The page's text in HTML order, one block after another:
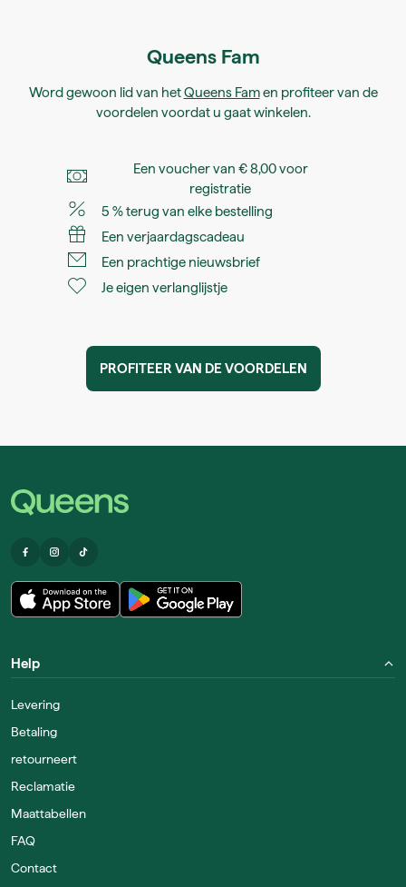
Queens Fam
Word gewoon lid van hetQueens Famen profiteer van de
voordelen voordat u gaat winkelen.
Een voucher van € 8,00 voor
registratie
5 % terug van elke bestelling
Een verjaardagscadeau
Een prachtige nieuwsbrief
Je eigen verlanglijstje
PROFITEER VAN DE VOORDELEN
Help
Levering
Betaling
retourneert
Reclamatie
Maattabellen
FAQ
Contact